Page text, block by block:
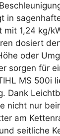
in
mit 1,24 kg/
dosiert
oder
sorgen für
MS 500i
Dank
nicht nur
am
seitliche